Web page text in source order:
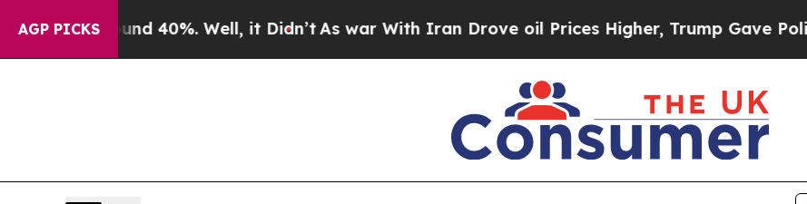
AGP PICKS
Around 40%. Well, it Didn’t As war With Iran Drove oil Prices Higher, Trump Gave